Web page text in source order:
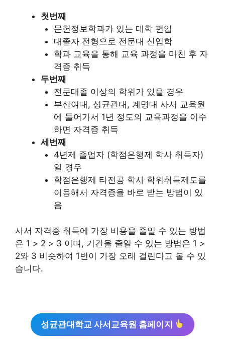
첫번째
문헌정보학과가 있는 대학 편입
대졸자 전형으로 전문대 신입학
학과 교육을 통해 교육 과정을 마친 후 자
격증 취득
두번째
전문대졸 이상의 학위가 있을 경우
부산여대, 성균관대, 계명대 사서 교육원
에 들어가서 1년 정도의 교육과정을 이수
하면 자격증 취득
세번째
4년제 졸업자 (학점은행제 학사 취득자)
일 경우
학점은행제 타전공 학사 학위취득제도를
이용해서 자격증을 바로 받는 방법이 있
음
사서 자격증 취득에 가장 비용을 줄일 수 있는 방법
은 1 > 2 > 3 이며, 기간을 줄일 수 있는 방법은 1 >
2와 3 비슷하여 1번이 가장 오래 걸린다고 볼 수 있
습니다.
성균관대학교 사서교육원 홈페이지